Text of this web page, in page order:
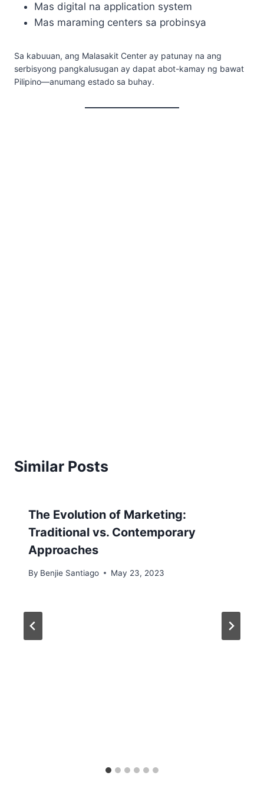
Mas digital na application system
Mas maraming centers sa probinsya
Sa kabuuan, ang Malasakit Center ay patunay na ang
serbisyong pangkalusugan ay dapat abot-kamay ng bawat
Pilipino—anumang estado sa buhay.
Similar Posts
The Evolution of Marketing:
Traditional vs. Contemporary
Approaches
By Benjie Santiago May 23, 2023